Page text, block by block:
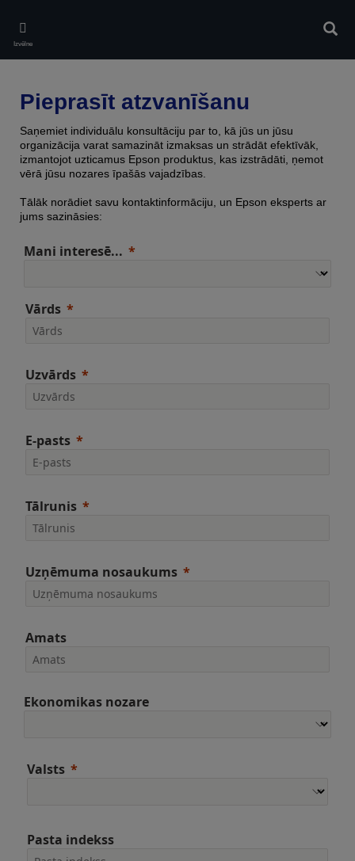
main
content
Izvēlne
Pieprasīt atzvanīšanu
Saņemiet individuālu konsultāciju par to, kā jūs un jūsu
organizācija varat samazināt izmaksas un strādāt efektīvāk,
izmantojot uzticamus Epson produktus, kas izstrādāti, ņemot
vērā jūsu nozares īpašās vajadzības.
Tālāk norādiet savu kontaktinformāciju, un Epson eksperts ar
jums sazināsies:
Mani interesē...
Vārds
Uzvārds
E-pasts
Tālrunis
Uzņēmuma nosaukums
Amats
Ekonomikas nozare
Valsts
Pasta indekss